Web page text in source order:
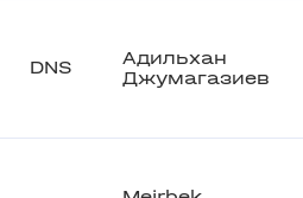
DNS
Адильхан
Джумагазиев